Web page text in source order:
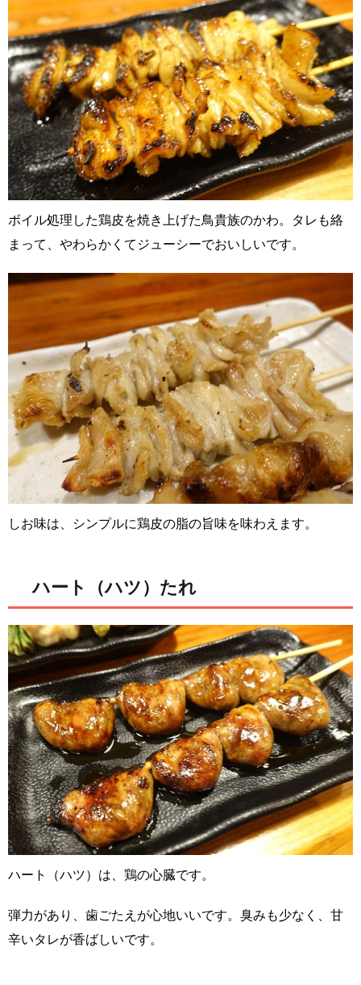
ボイル処理した鶏皮を焼き上げた鳥貴族のかわ。タレも絡
まって、やわらかくてジューシーでおいしいです。
しお味は、シンプルに鶏皮の脂の旨味を味わえます。
ハート（ハツ）たれ
ハート（ハツ）は、鶏の心臓です。
弾力があり、歯ごたえが心地いいです。臭みも少なく、甘
辛いタレが香ばしいです。